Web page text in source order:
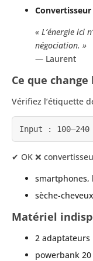
« L’énergie ici
négociation. »
— Laurent
Ce que change
Vérifiez l’étiquette
Input : 100–240
✔ OK ❌
sèche-
Matériel
2 adaptateurs
powerbank 20